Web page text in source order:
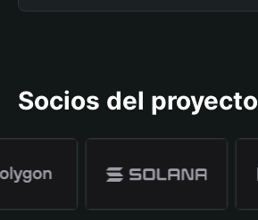
Socios del proyecto